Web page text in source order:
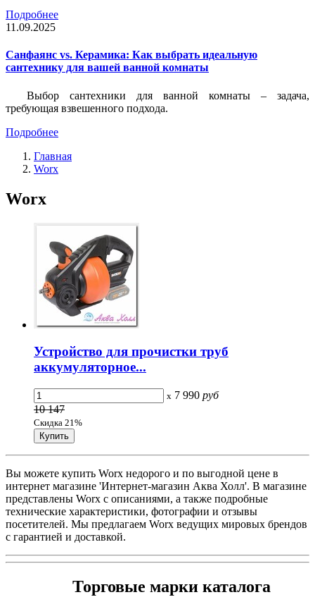
Подробнее
11.09.2025
Санфаянс vs. Керамика: Как выбрать идеальную
сантехнику для вашей ванной комнаты
Выбор сантехники для ванной комнаты – задача,
требующая взвешенного подхода.
Подробнее
Главная
Worx
Worx
Устройство для прочистки труб
аккумуляторное...
x 7 990 руб
10 147
Скидка 21%
Вы можете купить Worx недорого и по выгодной цене в
интернет магазине 'Интернет-магазин Аква Холл'. В магазине
представлены Worx с описаниями, а также подробные
технические характеристики, фотографии и отзывы
посетителей. Мы предлагаем Worx ведущих мировых брендов
с гарантией и доставкой.
Торговые марки каталога